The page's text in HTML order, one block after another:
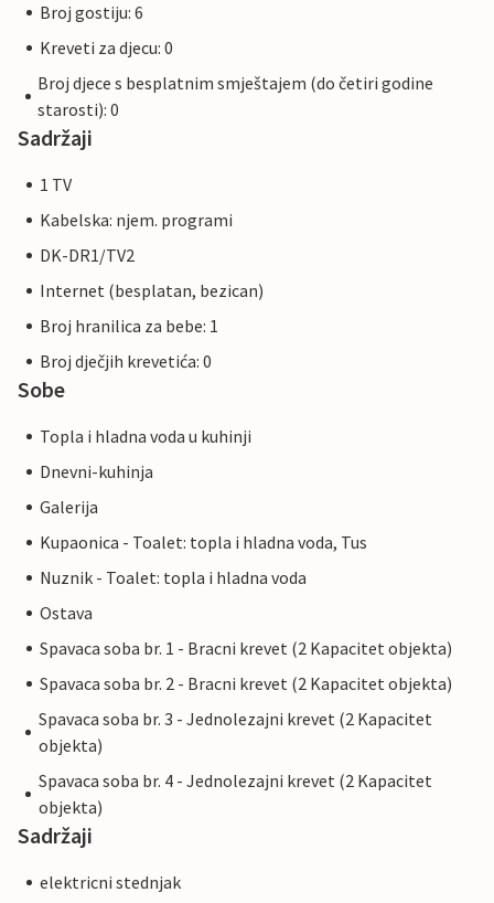
Broj gostiju: 6
Kreveti za djecu: 0
Broj djece s besplatnim smještajem (do četiri godine
starosti): 0
Sadržaji
1 TV
Kabelska: njem. programi
DK-DR1/TV2
Internet (besplatan, bezican)
Broj hranilica za bebe: 1
Broj dječjih krevetića: 0
Sobe
Topla i hladna voda u kuhinji
Dnevni-kuhinja
Galerija
Kupaonica - Toalet: topla i hladna voda, Tus
Nuznik - Toalet: topla i hladna voda
Ostava
Spavaca soba br. 1 - Bracni krevet (2 Kapacitet objekta)
Spavaca soba br. 2 - Bracni krevet (2 Kapacitet objekta)
Spavaca soba br. 3 - Jednolezajni krevet (2 Kapacitet
objekta)
Spavaca soba br. 4 - Jednolezajni krevet (2 Kapacitet
objekta)
Sadržaji
elektricni stednjak